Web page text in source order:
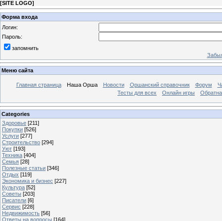
[SITE LOGO]
Форма входа
Логин:
Пароль:
запомнить
Меню сайта
Главная страница Наша Орша Новости Оршанский справочник Форум
Тесты для всех
Онлайн игры
Categories
Здоровье [211]
Покупки [526]
Услуги [277]
Строительство [294]
Уют [193]
Техника [404]
Семья [28]
Полезные статьи [346]
Отдых [119]
Экономика и бизнес [227]
Культура [52]
Советы [203]
Писатели [6]
Сервис [228]
Недвижимость [56]
Ответы на вопросы [164]